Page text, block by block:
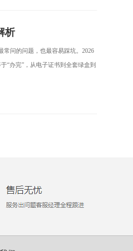
析
常问的问题，也最容易踩坑。2026
“办完”，从电子证书到全套绿盒到